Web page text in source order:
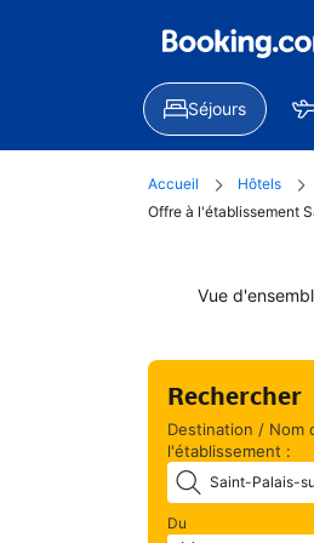
Séjours
Accueil Hôtels
Offre à l'établissement
Vue
Rechercher
Destination / Nom
l'établissement :
Du